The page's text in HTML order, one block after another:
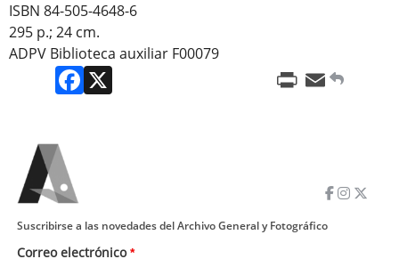
ISBN 84-505-4648-6
295 p.; 24 cm.
ADPV Biblioteca auxiliar F00079
Facebook
PrintEmail
Correo electrónico
Suscribirse a las novedades del Archivo General y Fotográfico